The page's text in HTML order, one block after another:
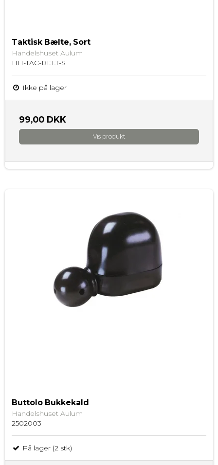
Taktisk Bælte, Sort
Handelshuset Aulum
HH-TAC-BELT-S
Ikke på lager
99,00 DKK
Vis produkt
Buttolo Bukkekald
Handelshuset Aulum
2502003
På lager (2 stk)